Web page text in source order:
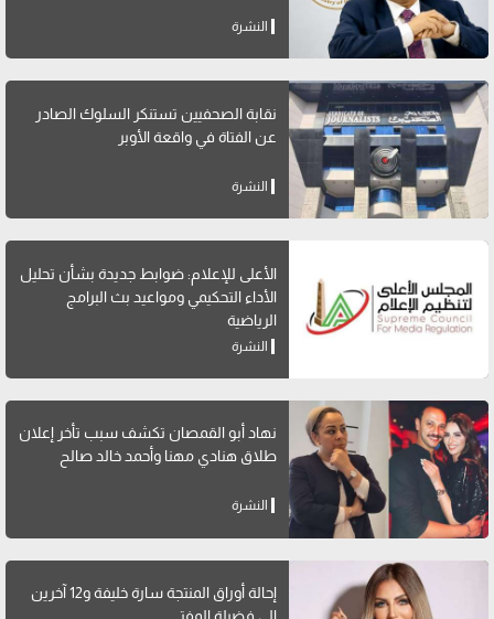
النشرة
نقابة الصحفيين تستنكر السلوك الصادر
عن الفتاة في واقعة الأوبر
النشرة
الأعلى للإعلام: ضوابط جديدة بشأن تحليل
الأداء التحكيمي ومواعيد بث البرامج
الرياضية
النشرة
نهاد أبو القمصان تكشف سبب تأخر إعلان
طلاق هنادي مهنا وأحمد خالد صالح
النشرة
إحالة أوراق المنتجة سارة خليفة و12 آخرين